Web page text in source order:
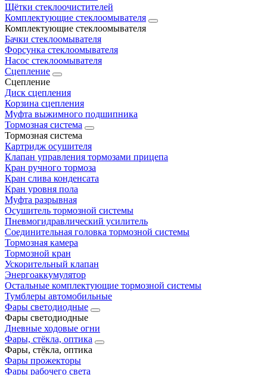
Щётки стеклоочистителей
Комплектующие стеклоомывателя
Комплектующие стеклоомывателя
Бачки стеклоомывателя
Форсунка стеклоомывателя
Насос стеклоомывателя
Сцепление
Сцепление
Диск сцепления
Корзина сцепления
Муфта выжимного подшипника
Тормозная система
Тормозная система
Картридж осушителя
Клапан управления тормозами прицепа
Кран ручного тормоза
Кран слива конденсата
Кран уровня пола
Муфта разрывная
Осушитель тормозной системы
Пневмогидравлический усилитель
Соединительная головка тормозной системы
Тормозная камера
Тормозной кран
Ускорительный клапан
Энергоаккумулятор
Остальные комплектующие тормозной системы
Тумблеры автомобильные
Фары светодиодные
Фары светодиодные
Дневные ходовые огни
Фары, стёкла, оптика
Фары, стёкла, оптика
Фары прожекторы
Фары рабочего света